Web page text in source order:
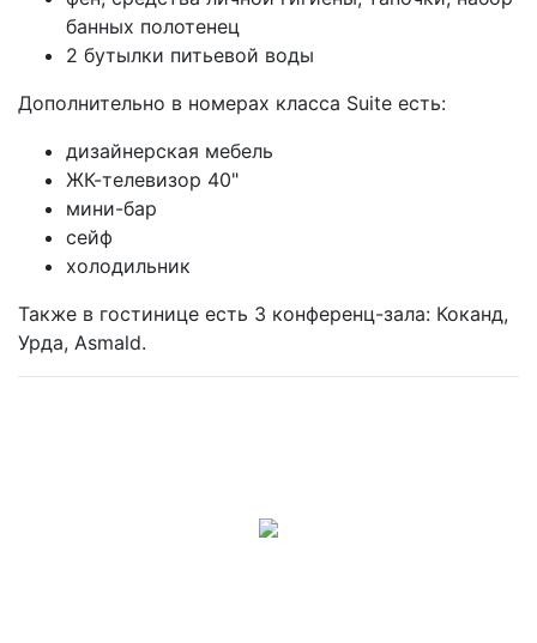
банных полотенец
2 бутылки питьевой воды
Дополнительно в номерах класса Suite есть:
дизайнерская мебель
ЖК-телевизор 40"
мини-бар
сейф
холодильник
Также в гостинице есть 3 конференц-зала: Коканд,
Урда, Asmald.